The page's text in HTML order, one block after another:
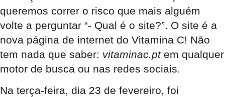
queremos correr o risco que mais alguém
volte a perguntar “- Qual é o site?”. O site é a
nova página de internet do Vitamina C! Não
tem nada que saber: vitaminac.ptem qualquer
motor de busca ou nas redes sociais.
Na terça-feira, dia 23 de fevereiro, foi